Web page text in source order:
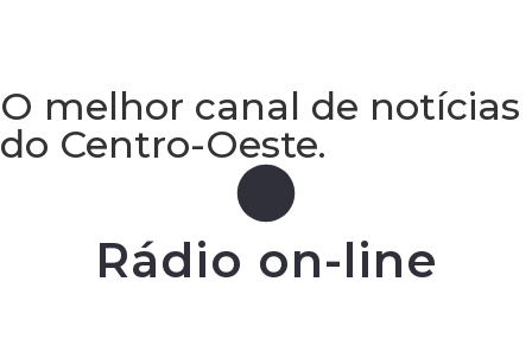
O melhor canal de notícias
do Centro-Oeste.
Rádio on-line